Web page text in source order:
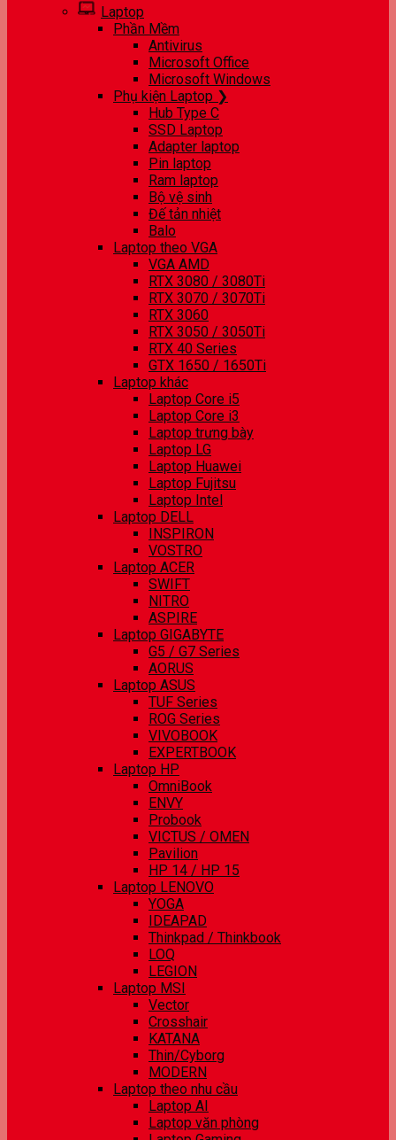
Laptop
Phần Mềm
Antivirus
Microsoft Office
Microsoft Windows
Phụ kiện Laptop ❯
Hub Type C
SSD Laptop
Adapter laptop
Pin laptop
Ram laptop
Bộ vệ sinh
Đế tản nhiệt
Balo
Laptop theo VGA
VGA AMD
RTX 3080 / 3080Ti
RTX 3070 / 3070Ti
RTX 3060
RTX 3050 / 3050Ti
RTX 40 Series
GTX 1650 / 1650Ti
Laptop khác
Laptop Core i5
Laptop Core i3
Laptop trưng bày
Laptop LG
Laptop Huawei
Laptop Fujitsu
Laptop Intel
Laptop DELL
INSPIRON
VOSTRO
Laptop ACER
SWIFT
NITRO
ASPIRE
Laptop GIGABYTE
G5 / G7 Series
AORUS
Laptop ASUS
TUF Series
ROG Series
VIVOBOOK
EXPERTBOOK
Laptop HP
OmniBook
ENVY
Probook
VICTUS / OMEN
Pavilion
HP 14 / HP 15
Laptop LENOVO
YOGA
IDEAPAD
Thinkpad / Thinkbook
LOQ
LEGION
Laptop MSI
Vector
Crosshair
KATANA
Thin/Cyborg
MODERN
Laptop theo nhu cầu
Laptop AI
Laptop văn phòng